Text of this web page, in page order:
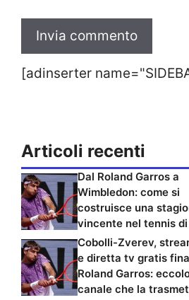
[adinserter
Articoli recenti
Dal Roland Garros a
Wimbledon: come si
costruisce una
vincente nel tennis di
Cobolli-Zverev,
e diretta tv gratis
Roland Garros:
canale che la